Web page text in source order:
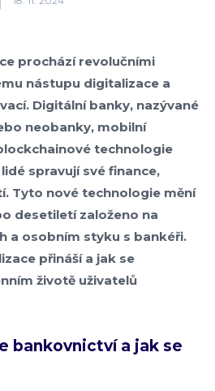
prochází revolučními
nástupu digitalizace a
Digitální banky, nazývané
neobanky, mobilní
technologie
spravují své finance,
Tyto nové technologie mění
desetiletí založeno na
a osobním styku s bankéři.
přináší a jak se
životě uživatelů
bankovnictví a jak se